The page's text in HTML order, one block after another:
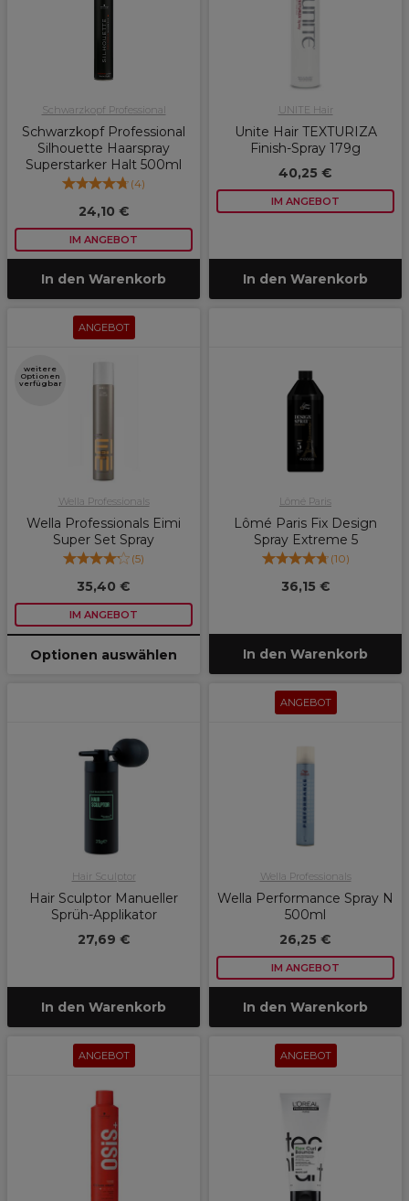
Schwarzkopf Professional
Schwarzkopf Professional
Silhouette Haarspray
Superstarker Halt 500ml
(4)
24,10 €
IM ANGEBOT
In den Warenkorb
UNITE Hair
Unite Hair TEXTURIZA
Finish-Spray 179g
40,25 €
IM ANGEBOT
In den Warenkorb
ANGEBOT
weitere
Optionen
verfügbar
Wella Professionals
Wella Professionals Eimi
Super Set Spray
(5)
35,40 €
IM ANGEBOT
Optionen auswählen
Lômé Paris
Lômé Paris Fix Design
Spray Extreme 5
(10)
36,15 €
In den Warenkorb
Hair Sculptor
Hair Sculptor Manueller
Sprüh-Applikator
27,69 €
In den Warenkorb
ANGEBOT
Wella Professionals
Wella Performance Spray N
500ml
26,25 €
IM ANGEBOT
In den Warenkorb
ANGEBOT ANGEBOT